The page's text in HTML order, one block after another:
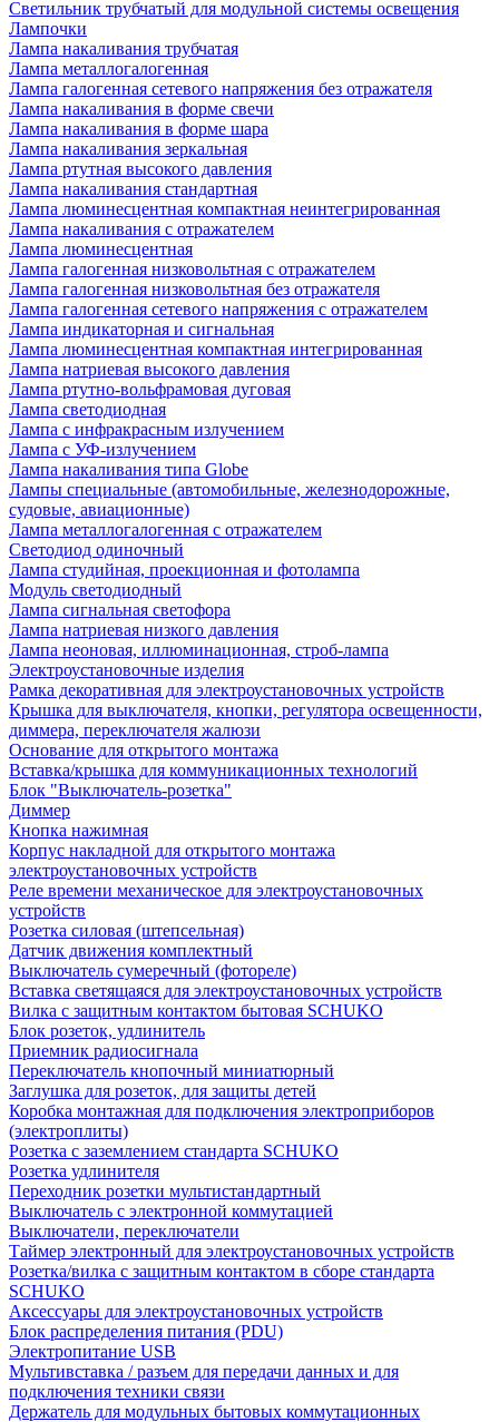
Светильник трубчатый для модульной системы освещения
Лампочки
Лампа накаливания трубчатая
Лампа металлогалогенная
Лампа галогенная сетевого напряжения без отражателя
Лампа накаливания в форме свечи
Лампа накаливания в форме шара
Лампа накаливания зеркальная
Лампа ртутная высокого давления
Лампа накаливания стандартная
Лампа люминесцентная компактная неинтегрированная
Лампа накаливания с отражателем
Лампа люминесцентная
Лампа галогенная низковольтная с отражателем
Лампа галогенная низковольтная без отражателя
Лампа галогенная сетевого напряжения с отражателем
Лампа индикаторная и сигнальная
Лампа люминесцентная компактная интегрированная
Лампа натриевая высокого давления
Лампа ртутно-вольфрамовая дуговая
Лампа светодиодная
Лампа с инфракрасным излучением
Лампа с УФ-излучением
Лампа накаливания типа Globe
Лампы специальные (автомобильные, железнодорожные,
судовые, авиационные)
Лампа металлогалогенная с отражателем
Светодиод одиночный
Лампа студийная, проекционная и фотолампа
Модуль светодиодный
Лампа сигнальная светофора
Лампа натриевая низкого давления
Лампа неоновая, иллюминационная, строб-лампа
Электроустановочные изделия
Рамка декоративная для электроустановочных устройств
Крышка для выключателя, кнопки, регулятора освещенности,
диммера, переключателя жалюзи
Основание для открытого монтажа
Вставка/крышка для коммуникационных технологий
Блок "Выключатель-розетка"
Диммер
Кнопка нажимная
Корпус накладной для открытого монтажа
электроустановочных устройств
Реле времени механическое для электроустановочных
устройств
Розетка силовая (штепсельная)
Датчик движения комплектный
Выключатель сумеречный (фотореле)
Вставка светящаяся для электроустановочных устройств
Вилка с защитным контактом бытовая SCHUKO
Блок розеток, удлинитель
Приемник радиосигнала
Переключатель кнопочный миниатюрный
Заглушка для розеток, для защиты детей
Коробка монтажная для подключения электроприборов
(электроплиты)
Розетка с заземлением стандарта SCHUKO
Розетка удлинителя
Переходник розетки мультистандартный
Выключатель с электронной коммутацией
Выключатели, переключатели
Таймер электронный для электроустановочных устройств
Розетка/вилка с защитным контактом в сборе стандарта
SCHUKO
Аксессуары для электроустановочных устройств
Блок распределения питания (PDU)
Электропитание USB
Мультивставка / разъем для передачи данных и для
подключения техники связи
Держатель для модульных бытовых коммутационных